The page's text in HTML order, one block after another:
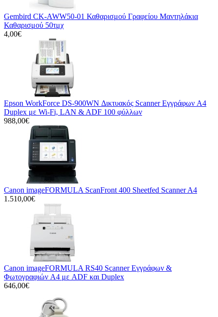
Gembird CK-AWW50-01 Καθαρισμού Γραφείου Μαντηλάκια
Καθαρισμού 50τμχ
4,00€
Epson WorkForce DS-900WN Δικτυακός Scanner Εγγράφων A4
Duplex με Wi-Fi, LAN & ADF 100 φύλλων
988,00€
Canon imageFORMULA ScanFront 400 Sheetfed Scanner A4
1.510,00€
Canon imageFORMULA RS40 Scanner Εγγράφων &
Φωτογραφιών A4 με ADF και Duplex
646,00€